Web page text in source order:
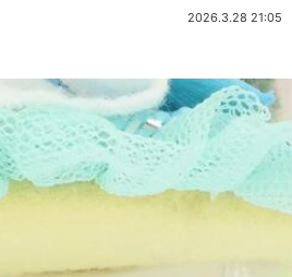
2026.3.28 21:05